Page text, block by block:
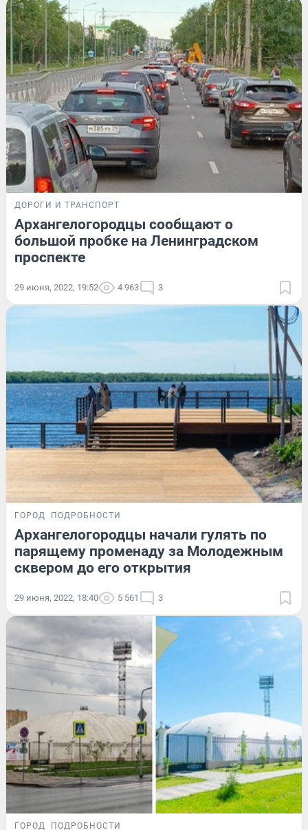
ДОРОГИ И ТРАНСПОРТ
Архангелогородцы сообщают о
большой пробке на Ленинградском
проспекте
29 июня, 2022, 19:52 4 963 3
ГОРОД ПОДРОБНОСТИ
Архангелогородцы начали гулять по
парящему променаду за Молодежным
сквером до его открытия
29 июня, 2022, 18:40 5 561 3
ГОРОД ПОДРОБНОСТИ